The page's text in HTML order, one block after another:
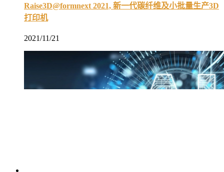
Raise3D@formnext 2021, 新一代碳纤维及小批量生产3D
打印机
2021/11/21